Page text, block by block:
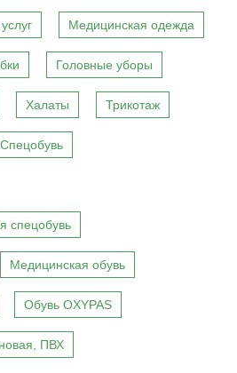
Медицинская одежда
Головные уборы
Халаты Трикотаж
Спецобувь
спецобувь
Медицинская обувь
Обувь OXYPAS
ПВХ